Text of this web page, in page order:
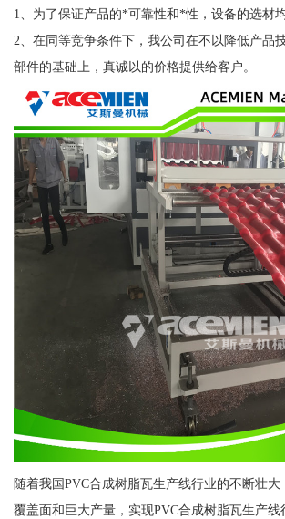
1、为了保证产品的*可靠性和*性，设备的选材
2、在同等竞争条件下，我公司在不以降低产品
部件的基础上，真诚以的价格提供给客户。
随着我国PVC合成树脂瓦生产线行业的不断壮
覆盖面和巨大产量，实现PVC合成树脂瓦生产